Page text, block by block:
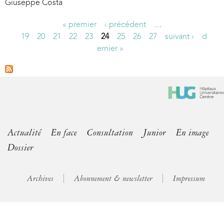
Giuseppe Costa
g
« premier ‹ précédent
…
19
20 21 22 23 24 25 26 27 suivant ›
d
ernier »
Actualité En face Consultation Junior
En image
Dossier
Archives Abonnement & newsletter Impressum